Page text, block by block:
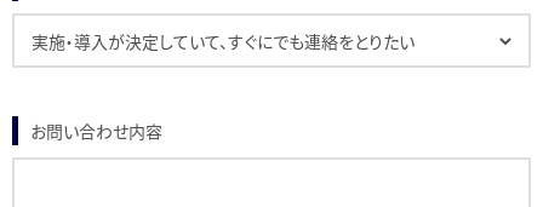
お問い合わせ内容